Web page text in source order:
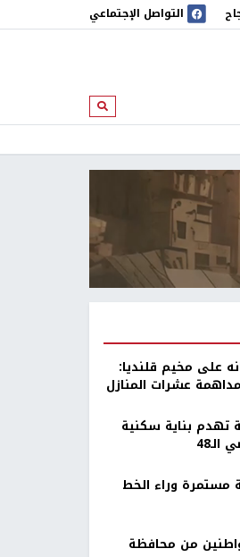
التواصل الإجتماعي
ابحث
على مخيم قلنديا:
عشرات المنازل
تهدم بناية سكنية
مستمرة وراء الخط
يعتقل 4 مواطنين من محافظة